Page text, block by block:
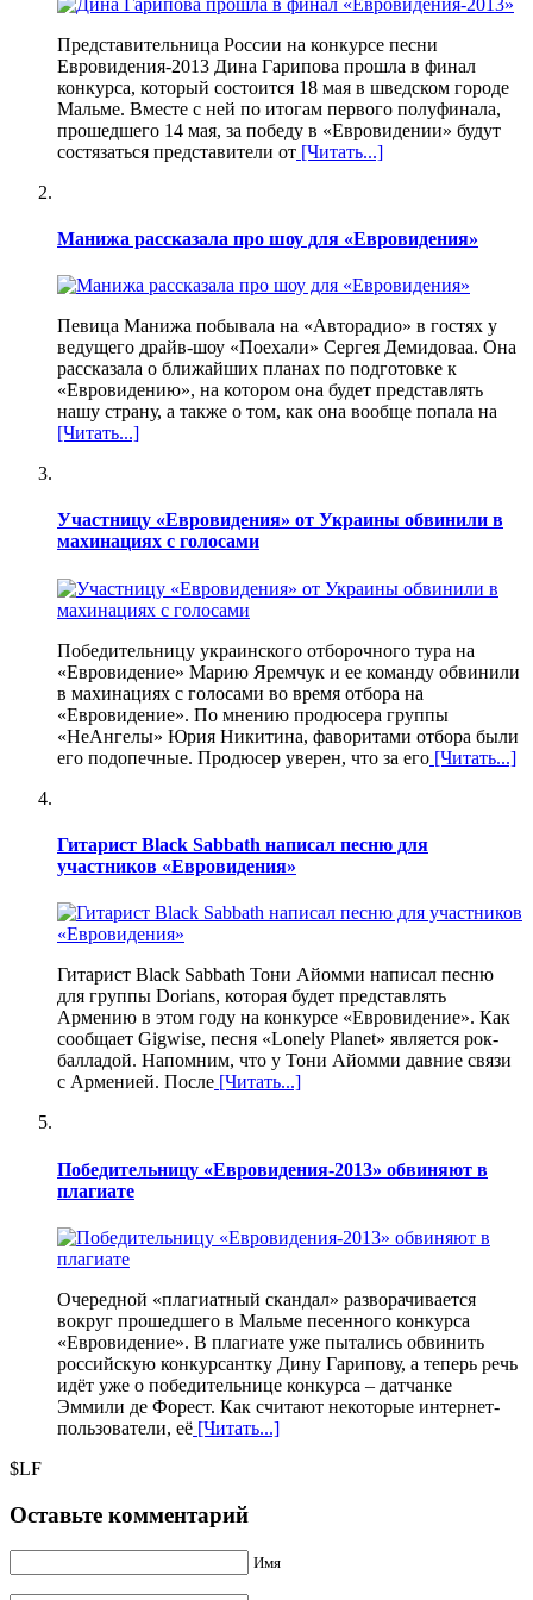
Представительница России на конкурсе песни
Евровидения-2013 Дина Гарипова прошла в финал
конкурса, который состоится 18 мая в шведском городе
Мальме. Вместе с ней по итогам первого полуфинала,
прошедшего 14 мая, за победу в «Евровидении» будут
состязаться представители от [Читать...]
Манижа рассказала про шоу для «Евровидения»
Певица Манижа побывала на «Авторадио» в гостях у
ведущего драйв-шоу «Поехали» Сергея Демидоваа. Она
рассказала о ближайших планах по подготовке к
«Евровидению», на котором она будет представлять
нашу страну, а также о том, как она вообще попала на
[Читать...]
Участницу «Евровидения» от Украины обвинили в
махинациях с голосами
Победительницу украинского отборочного тура на
«Евровидение» Марию Яремчук и ее команду обвинили
в махинациях с голосами во время отбора на
«Евровидение». По мнению продюсера группы
«НеАнгелы» Юрия Никитина, фаворитами отбора были
его подопечные. Продюсер уверен, что за его [Читать...]
Гитарист Black Sabbath написал песню для
участников «Евровидения»
Гитарист Black Sabbath Тони Айомми написал песню
для группы Dorians, которая будет представлять
Армению в этом году на конкурсе «Евровидение». Как
сообщает Gigwise, песня «Lonely Planet» является рок-
балладой. Напомним, что у Тони Айомми давние связи
с Арменией. После [Читать...]
Победительницу «Евровидения-2013» обвиняют в
плагиате
Очередной «плагиатный скандал» разворачивается
вокруг прошедшего в Мальме песенного конкурса
«Евровидение». В плагиате уже пытались обвинить
российскую конкурсантку Дину Гарипову, а теперь речь
идёт уже о победительнице конкурса – датчанке
Эммили де Форест. Как считают некоторые интернет-
пользователи, её [Читать...]
$LF
Оставьте комментарий
Имя